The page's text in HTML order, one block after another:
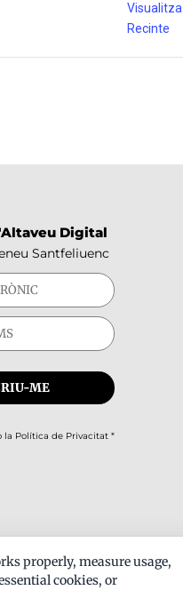
Recinte
Digital
Santfeliuenc
la Política de Privacitat*
properly, measure usage,
cookies, or